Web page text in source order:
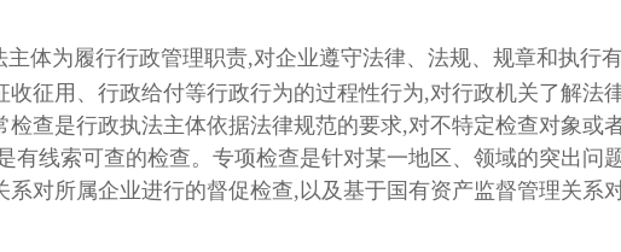
主体为履行行政管理职责,对企业遵守法律、法规、规章和执
征用、行政给付等行政行为的过程性行为,对行政机关了解法
查是行政执法主体依据法律规范的要求,对不特定检查对象
有线索可查的检查。专项检查是针对某一地区、领域的突出
对所属企业进行的督促检查,以及基于国有资产监督管理关系